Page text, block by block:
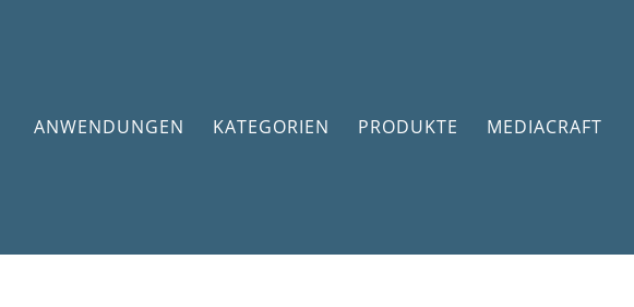
ANWENDUNGEN KATEGORIEN PRODUKTE MEDIACRAFT